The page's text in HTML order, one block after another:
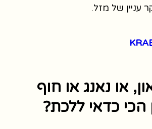
עניין של מזל.
או נאנג או חוף
הכי כדאי ללכת?